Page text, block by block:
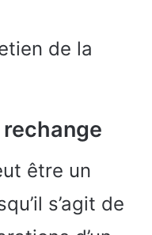
de la
être un
s’agit de